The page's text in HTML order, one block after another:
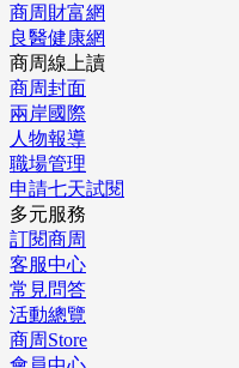
商周財富網
良醫健康網
商周線上讀
商周封面
兩岸國際
人物報導
職場管理
申請七天試閱
多元服務
訂閱商周
客服中心
常見問答
活動總覽
商周Store